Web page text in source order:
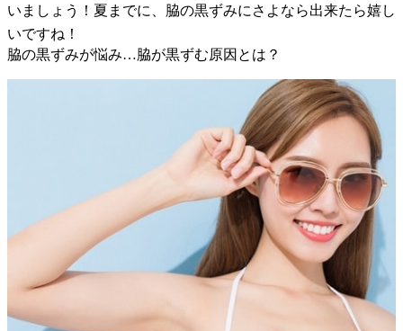
いましょう！夏までに、脇の黒ずみにさよなら出来たら嬉し
いですね！
脇の黒ずみが悩み…脇が黒ずむ原因とは？